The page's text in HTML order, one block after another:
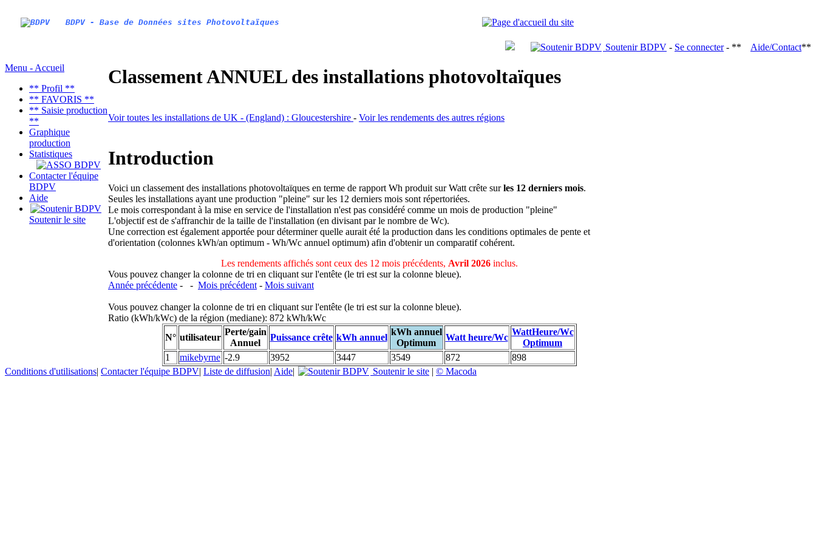
BDPV - Base de Données sites Photovoltaïques
Soutenir BDPV - Se connecter- ** Aide/Contact**
Menu - Accueil
** Profil **
** FAVORIS **
** Saisie production
**
Graphique
production
Statistiques
Contacter l'équipe
BDPV
Aide
Soutenir le site
Classement ANNUEL des installations photovoltaïques
Voir toutes les installations de UK - (England) : Gloucestershire - Voir les rendements des autres régions
Introduction
Voici un classement des installations photovoltaïques en terme de rapport Wh produit sur Watt crête surles 12 derniers mois.
Seules les installations ayant une production "pleine" sur les 12 derniers mois sont répertoriées.
Le mois correspondant à la mise en service de l'installation n'est pas considéré comme un mois de production "pleine"
L'objectif est de s'affranchir de la taille de l'installation (en divisant par le nombre de Wc).
Une correction est également apportée pour déterminer quelle aurait été la production dans les conditions optimales de pente et
d'orientation (colonnes kWh/an optimum - Wh/Wc annuel optimum) afin d'obtenir un comparatif cohérent.
Les rendements affichés sont ceux des 12 mois précédents, Avril 2026inclus.
Vous pouvez changer la colonne de tri en cliquant sur l'entête (le tri est sur la colonne bleue).
Année précédente - - Mois précédent - Mois suivant
Vous pouvez changer la colonne de tri en cliquant sur l'entête (le tri est sur la colonne bleue).
Ratio (kWh/kWc) de la région (mediane): 872 kWh/kWc
N° utilisateur
Perte/gain
Annuel
Puissance crête kWh annuel
kWh annuel
Optimum
Watt heure/Wc
WattHeure/Wc
Optimum
1
mikebyrne -2.9 3952 3447 3549 872
898
Conditions d'utilisations| Contacter l'équipe BDPV| Liste de diffusion| Aide| Soutenir le site | © Macoda